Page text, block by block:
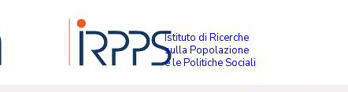
Istituto di Ricerche
sulla Popolazione
e le Politiche Sociali